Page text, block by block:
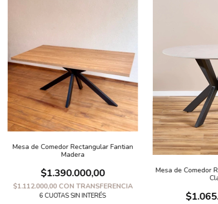
Mesa de Comedor Rectangular Fantian
Madera
$1.390.000,00
$1.112.000,00 CON TRANSFERENCIA
Mesa de Comedor